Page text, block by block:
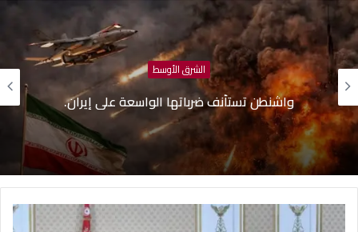
الشرق الأوسط
واشنطن تستأنف ضرباتها الواسعة على إيران.